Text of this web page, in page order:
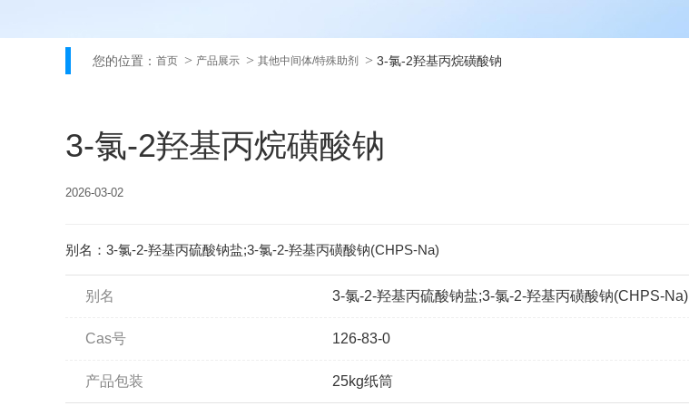
您的位置： 首页 产品展示 其他中间体/特殊助剂 3-氯-2羟基丙烷磺酸钠
3-氯-2羟基丙烷磺酸钠
2026-03-02
别名：3-氯-2-羟基丙硫酸钠盐;3-氯-2-羟基丙磺酸钠(CHPS-Na)
别名 3-氯-2-羟基丙硫酸钠盐;3-氯-2-羟基丙磺酸钠(CHPS-Na)
Cas号 126-83-0
产品包装 25kg纸筒